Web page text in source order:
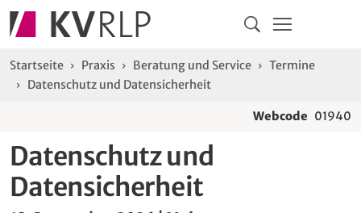
Navigation
Sie sind hier:
Startseite Praxis Beratung und Service
Termine
Datenschutz und Datensicherheit
Webcode 01940
Datenschutz und
Datensicherheit